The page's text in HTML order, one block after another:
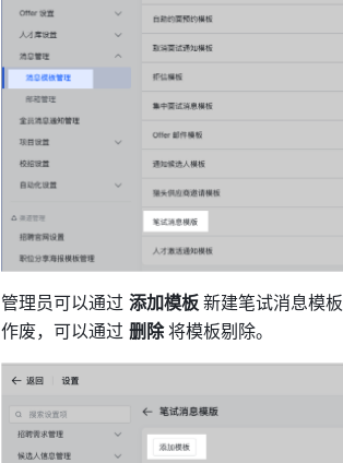
管理员可以通过 添加模板 新建笔试消息模板
作废，可以通过 删除 将模板剔除。